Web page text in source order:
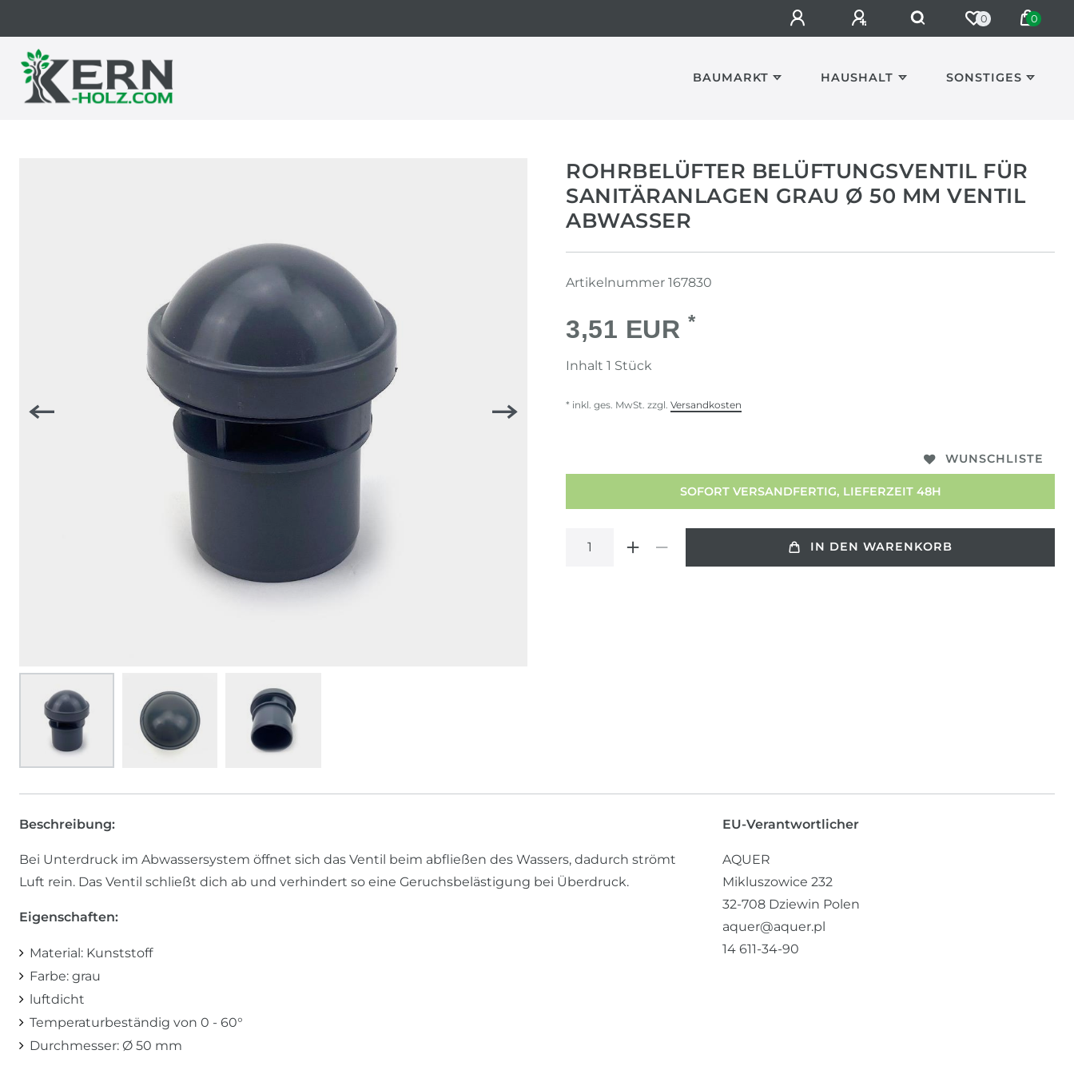
0 0
BAUMARKT HAUSHALT SONSTIGES
ROHRBELÜFTER BELÜFTUNGSVENTIL FÜR
SANITÄRANLAGEN GRAU Ø 50 MM VENTIL
ABWASSER
Artikelnummer 167830
3,51 EUR *
Inhalt 1 Stück
* inkl. ges. MwSt. zzgl. Versandkosten
WUNSCHLISTE
SOFORT VERSANDFERTIG, LIEFERZEIT 48H
IN DEN WARENKORB
Beschreibung:
Bei Unterdruck im Abwassersystem öffnet sich das Ventil beim abfließen des Wassers, dadurch strömt
Luft rein. Das Ventil schließt dich ab und verhindert so eine Geruchsbelästigung bei Überdruck.
Eigenschaften:
Material: Kunststoff
Farbe: grau
luftdicht
Temperaturbeständig von 0 - 60°
Durchmesser: Ø 50 mm
EU-Verantwortlicher
AQUER
Mikluszowice 232
32-708 Dziewin Polen
aquer@aquer.pl
14 611-34-90